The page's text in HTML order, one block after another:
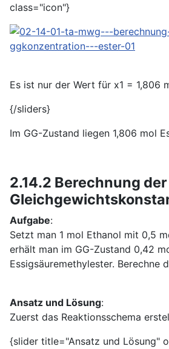
class="icon"}
Es ist nur der Wert für x1 = 1,806
{/sliders}
Im GG-Zustand liegen 1,806 mol
2.14.2 Berechnung der
Aufgabe:
Setzt man 1 mol Ethanol mit 0,5
erhält man im GG-Zustand 0,42
Essigsäuremethylester. Berechne
Ansatz und Lösung:
Zuerst das Reaktionsschema
{slider title="Ansatz und Lösung"